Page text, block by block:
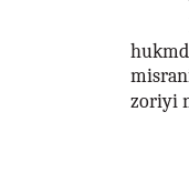
zoriyi